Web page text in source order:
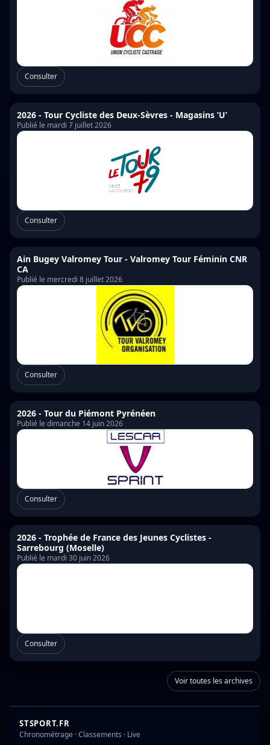
Consulter
2026 - Tour Cycliste des Deux-Sèvres - Magasins ’U’
Publié le mardi 7 juillet 2026
Consulter
Ain Bugey Valromey Tour - Valromey Tour Féminin CNR
CA
Publié le mercredi 8 juillet 2026
Consulter
2026 - Tour du Piémont Pyrénéen
Publié le dimanche 14 juin 2026
Consulter
2026 - Trophée de France des Jeunes Cyclistes -
Sarrebourg (Moselle)
Publié le mardi 30 juin 2026
Consulter
Voir toutes les archives
STSPORT.FR
Chronométrage · Classements · Live